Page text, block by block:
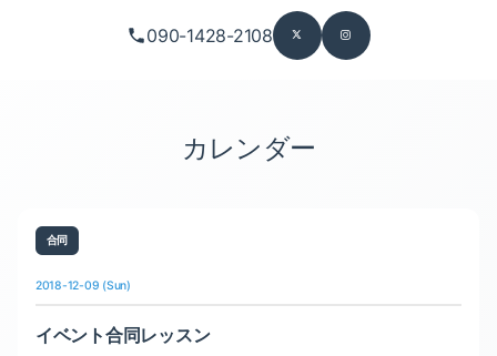
090-1428-2108
カレンダー
合同
2018-12-09 (Sun)
イベント合同レッスン